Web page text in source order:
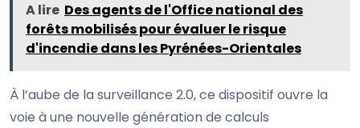
A lire Des agents de l'Office national des
forêts mobilisés pour évaluer le risque
d'incendie dans les Pyrénées-Orientales
À l’aube de la surveillance 2.0, ce dispositif ouvre la
voie à une nouvelle génération de calculs